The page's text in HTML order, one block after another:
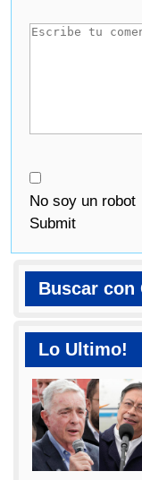
No soy un robot
Submit
Buscar con
Lo Ultimo!